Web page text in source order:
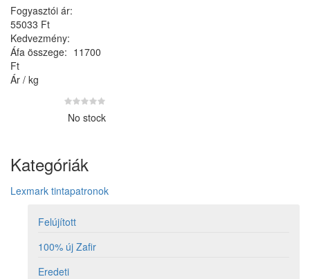
Fogyasztói ár:
55033 Ft
Kedvezmény:
Áfa összege: 11700
Ft
Ár / kg
No stock
Kategóriák
Lexmark tintapatronok
Felújított
100% új Zafir
Eredeti